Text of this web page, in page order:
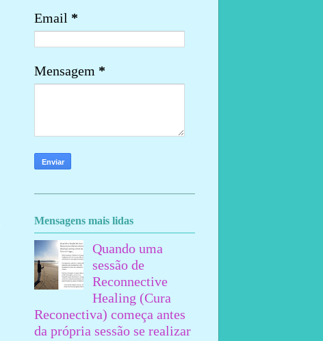
Email *
Mensagem *
Mensagens mais lidas
Quando uma
sessão de
Reconnective
Healing (Cura
Reconectiva) começa antes
da própria sessão se realizar